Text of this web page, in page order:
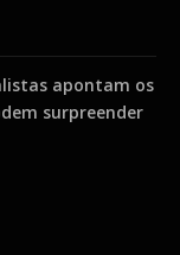
apontam os
surpreender